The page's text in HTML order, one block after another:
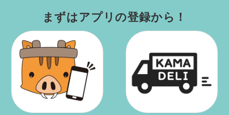
まずはアプリの登録から！